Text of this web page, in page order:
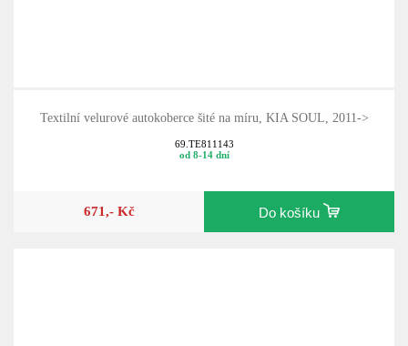
Textilní velurové autokoberce šité na míru, KIA SOUL, 2011->
69.TE811143
od 8-14 dní
671,- Kč Do košíku